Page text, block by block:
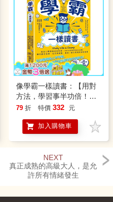
像學霸一樣讀書：【用對
方法，學習事半功倍！】
結合心理學與認知科學，
你顧好成績、社交與睡
眠，養成一輩子都受用的
79 折 特價 332 元
加入購物車
NEXT
真正成熟的高級大人，是允
許所有情緒發生